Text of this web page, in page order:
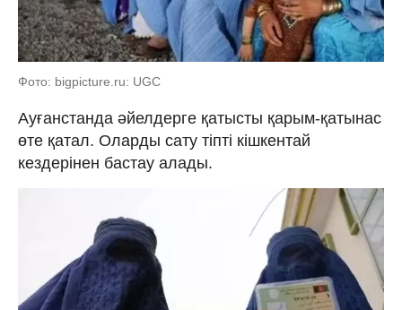
Фото: bigpicture.ru: UGC
Ауғанстанда әйелдерге қатысты қарым-қатынас
өте қатал. Оларды сату тіпті кішкентай
кездерінен бастау алады.